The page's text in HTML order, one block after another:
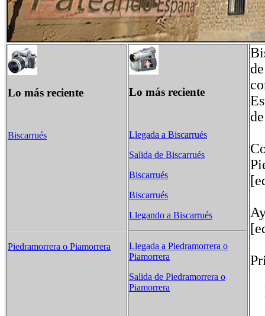
Lo más reciente
Biscarrués
Piedramorrera o Piamorrera
Lo más reciente
Llegada a Biscarrués
Salida de Biscarrués
Biscarrués
Biscarrués
Llegando a Biscarrués
Llegada a Piedramorrera o
Piamorrera
Salida de Piedramorrera o
Piamorrera